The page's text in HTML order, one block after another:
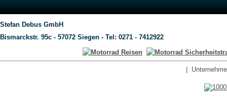
Stefan Debus GmbH
Bismarckstr. 95c - 57072 Siegen - Tel: 0271 - 7412922